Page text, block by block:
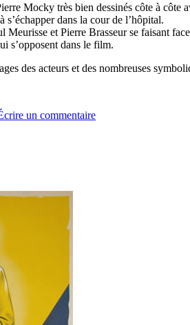
Mocky très bien dessinés côte à côte
dans la cour de l’hôpital.
et Pierre Brasseur se faisant
s’opposent dans le film.
des acteurs et des nombreuses
un commentaire